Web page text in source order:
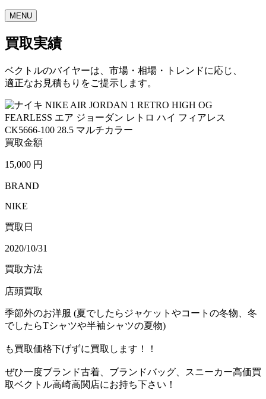
MENU
買取実績
ベクトルのバイヤーは、市場・相場・トレンドに応じ、
適正なお見積もりをご提示します。
買取金額
15,000 円
BRAND
NIKE
買取日
2020/10/31
買取方法
店頭買取
季節外のお洋服 (夏でしたらジャケットやコートの冬物、冬
でしたらTシャツや半袖シャツの夏物)
も買取価格下げずに買取します！！
ぜひ一度ブランド古着、ブランドバッグ、スニーカー高価買
取ベクトル高崎高関店にお持ち下さい！